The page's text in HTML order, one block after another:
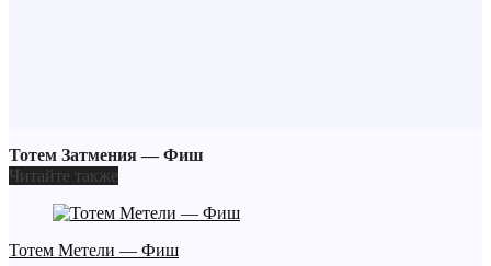
Тотем Затмения — Фиш
Читайте также
Тотем Метели — Фиш